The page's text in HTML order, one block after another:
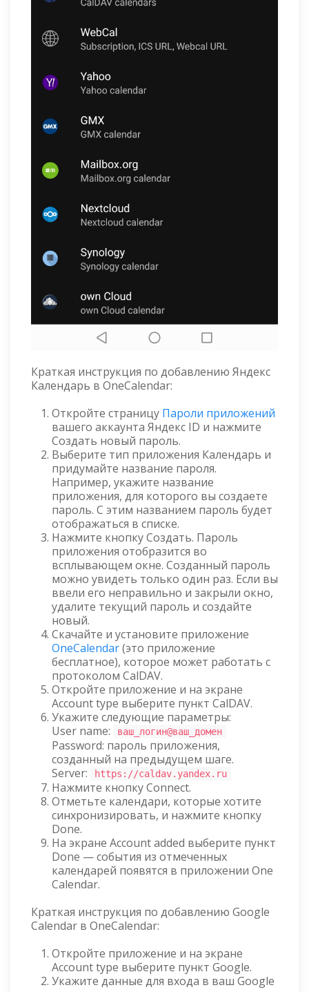
Краткая инструкция по добавлению Яндекс
Календарь в OneCalendar:
Откройте страницу Пароли приложений
вашего аккаунта Яндекс ID и нажмите
Создать новый пароль.
Выберите тип приложения Календарь и
придумайте название пароля.
Например, укажите название
приложения, для которого вы создаете
пароль. С этим названием пароль будет
отображаться в списке.
Нажмите кнопку Создать. Пароль
приложения отобразится во
всплывающем окне. Созданный пароль
можно увидеть только один раз. Если вы
ввели его неправильно и закрыли окно,
удалите текущий пароль и создайте
новый.
Скачайте и установите приложение
OneCalendar(это приложение
бесплатное), которое может работать с
протоколом CalDAV.
Откройте приложение и на экране
Account type выберите пункт CalDAV.
Укажите следующие параметры:
User name:
ваш_логин@ваш_домен
Password: пароль приложения,
созданный на предыдущем шаге.
Server:
https://caldav.yandex.ru
Нажмите кнопку Connect.
Отметьте календари, которые хотите
синхронизировать, и нажмите кнопку
Done.
На экране Account added выберите пункт
Done — события из отмеченных
календарей появятся в приложении One
Calendar.
Краткая инструкция по добавлению Google
Calendar в OneCalendar:
Откройте приложение и на экране
Account type выберите пункт Google.
Укажите данные для входа в ваш Google